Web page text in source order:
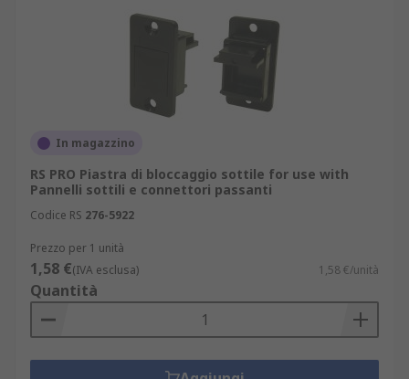
In magazzino
RS PRO Piastra di bloccaggio sottile for use with
Pannelli sottili e connettori passanti
Codice RS 276-5922
Prezzo per 1 unità
1,58 €(IVA esclusa) 1,58 €/unità
Quantità